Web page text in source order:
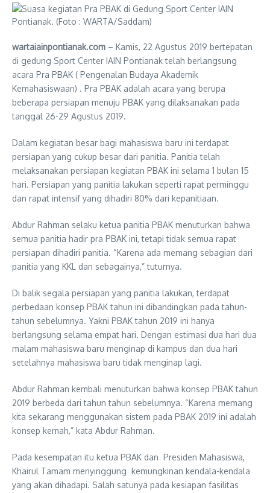
wartaiainpontianak.com – Kamis, 22 Agustus 2019 bertepatan
di gedung Sport Center IAIN Pontianak telah berlangsung
acara Pra PBAK ( Pengenalan Budaya Akademik
Kemahasiswaan) . Pra PBAK adalah acara yang berupa
beberapa persiapan menuju PBAK yang dilaksanakan pada
tanggal 26-29 Agustus 2019.
Dalam kegiatan besar bagi mahasiswa baru ini terdapat
persiapan yang cukup besar dari panitia. Panitia telah
melaksanakan persiapan kegiatan PBAK ini selama 1 bulan 15
hari. Persiapan yang panitia lakukan seperti rapat perminggu
dan rapat intensif yang dihadiri 80% dari kepanitiaan.
Abdur Rahman selaku ketua panitia PBAK menuturkan bahwa
semua panitia hadir pra PBAK ini, tetapi tidak semua rapat
persiapan dihadiri panitia. “Karena ada memang sebagian dari
panitia yang KKL dan sebagainya,” tuturnya.
Di balik segala persiapan yang panitia lakukan, terdapat
perbedaan konsep PBAK tahun ini dibandingkan pada tahun-
tahun sebelumnya. Yakni PBAK tahun 2019 ini hanya
berlangsung selama empat hari. Dengan estimasi dua hari dua
malam mahasiswa baru menginap di kampus dan dua hari
setelahnya mahasiswa baru tidak menginap lagi.
Abdur Rahman kembali menuturkan bahwa konsep PBAK tahun
2019 berbeda dari tahun tahun sebelumnya. “Karena memang
kita sekarang menggunakan sistem pada PBAK 2019 ini adalah
konsep kemah,” kata Abdur Rahman.
Pada kesempatan itu ketua PBAK dan Presiden Mahasiswa,
Khairul Tamam menyinggung kemungkinan kendala-kendala
yang akan dihadapi. Salah satunya pada kesiapan fasilitas